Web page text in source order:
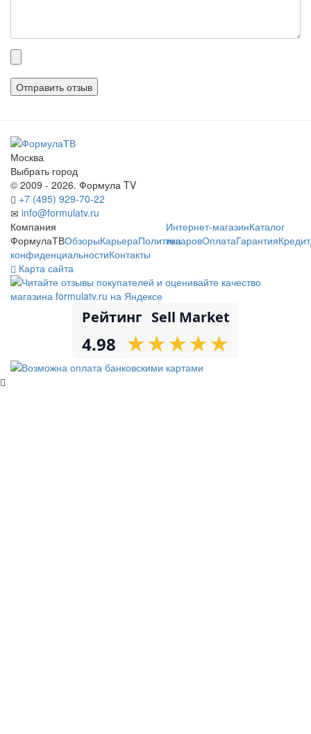
Прикрепленные
файлы
Москва
Выбрать город
© 2009 - 2026. Формула TV
+7 (495) 929-70-22
info@formulatv.ru
Компания
ФормулаТВОбзорыКарьераПолитика
конфиденциальностиКонтакты
Интернет-магазинКаталог
товаровОплатаГарантияКредит
Карта сайта
Рейтинг Sell Market
4.98 ★
★★
★★
★★
★★
★